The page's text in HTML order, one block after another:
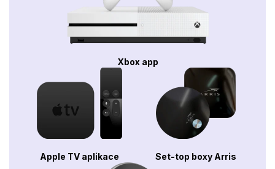
Xbox app
Apple TV aplikace Set-top boxy Arris